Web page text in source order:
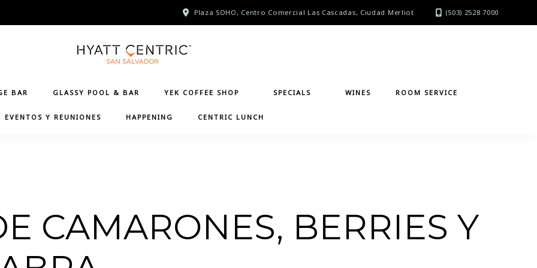
Plaza SOHO, Centro Comercial Las Cascadas, Ciudad Merliot (503) 2528 7000
BAR GLASSY POOL & BAR YEK COFFEE SHOP SPECIALS WINES ROOM SERVICE
EVENTOS Y REUNIONES HAPPENING CENTRIC LUNCH
CAMARONES, BERRIES Y